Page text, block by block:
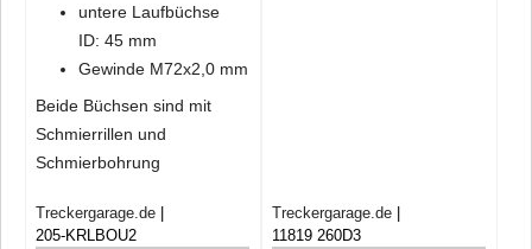
untere Laufbüchse
ID: 45 mm
Gewinde M72x2,0 mm
Beide Büchsen sind mit
Schmierrillen und
Schmierbohrung
Treckergarage.de
205-KRLBOU2
Treckergarage.de
11819 260D3